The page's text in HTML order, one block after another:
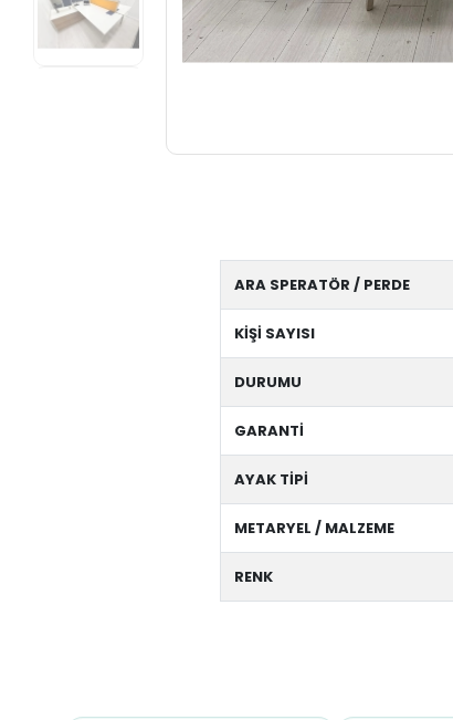
ARA SPERATÖR / PERDE
KİŞİ SAYISI
DURUMU
GARANTİ
AYAK TİPİ
METARYEL / MALZEME
RENK